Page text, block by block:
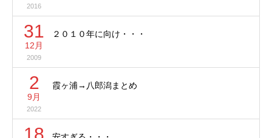
2016
31
12月
2009
２０１０年に向け・・・
2
9月
2022
霞ヶ浦→八郎潟まとめ